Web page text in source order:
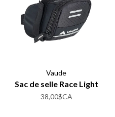
Vaude
Sac de selle Race Light
38,00$CA